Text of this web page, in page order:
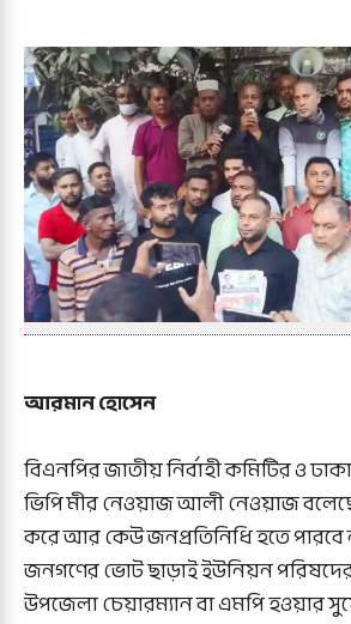
আরমান হোসেন
বিএনপির জাতীয় নির্বাহী কমিটির ও
ভিপি মীর নেওয়াজ আলী নেওয়াজ
করে আর কেউ জনপ্রতিনিধি হতে পারবে
জনগণের ভোট ছাড়াই ইউনিয়ন পরিষদের
উপজেলা চেয়ারম্যান বা এমপি হওয়ার